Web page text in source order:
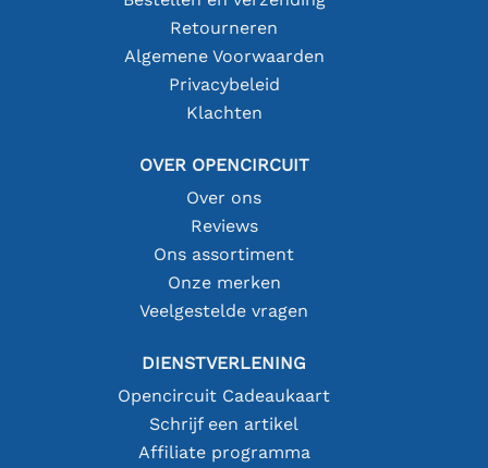
Retourneren
Algemene Voorwaarden
Privacybeleid
Klachten
OVER OPENCIRCUIT
Over ons
Reviews
Ons assortiment
Onze merken
Veelgestelde vragen
DIENSTVERLENING
Opencircuit Cadeaukaart
Schrijf een artikel
Affiliate programma